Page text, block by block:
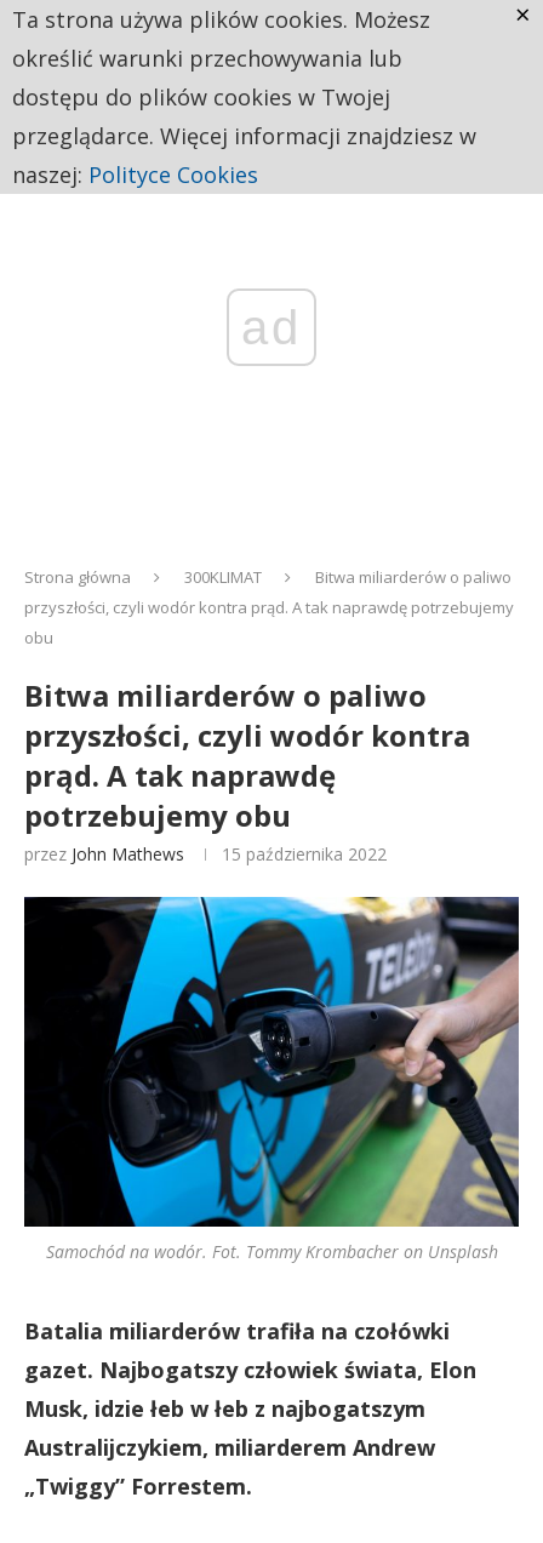
ad
Strona główna 300KLIMAT
Bitwa miliarderów o paliwo
przyszłości, czyli wodór kontra prąd. A tak naprawdę potrzebujemy
obu
Bitwa miliarderów o paliwo
przyszłości, czyli wodór kontra
prąd. A tak naprawdę
potrzebujemy obu
przez John Mathews 15 października 2022
Samochód na wodór. Fot. Tommy Krombacher on Unsplash
Batalia miliarderów trafiła na czołówki
gazet. Najbogatszy człowiek świata, Elon
Musk, idzie łeb w łeb z najbogatszym
Australijczykiem, miliarderem Andrew
„Twiggy” Forrestem.
Ta strona używa plików cookies. Możesz
określić warunki przechowywania lub
dostępu do plików cookies w Twojej
przeglądarce. Więcej informacji znajdziesz w
naszej: Polityce Cookies
×